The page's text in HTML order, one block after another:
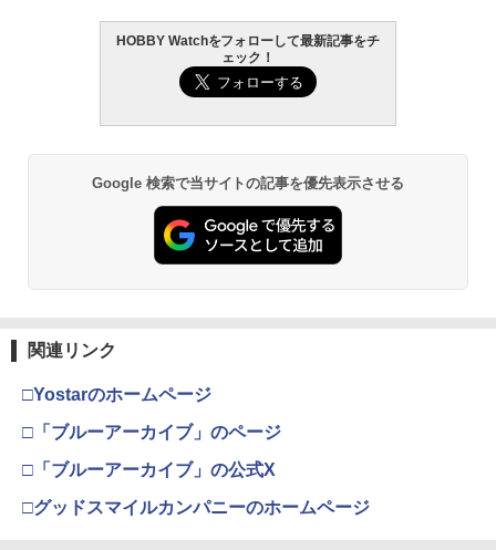
HOBBY Watchをフォローして最新記事をチ
ェック！
Google 検索で当サイトの記事を優先表示させる
関連リンク
□Yostarのホームページ
□「ブルーアーカイブ」のページ
□「ブルーアーカイブ」の公式X
□グッドスマイルカンパニーのホームページ